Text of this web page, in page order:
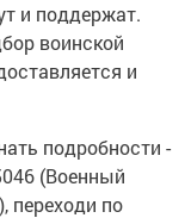
и поддержат.
воинской
и
подробности -
(Военный
переходи по